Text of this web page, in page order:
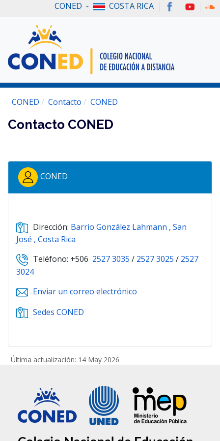
CONED - COSTA RICA
CONED Contacto CONED
Contacto CONED
CONED
Dirección: Barrio González Lahmann , San
José , Costa Rica
Teléfono: +506 2527 3035 / 2527 3025 / 2527
3024
Enviar un correo electrónico
Sedes CONED
Última actualización: 14 May 2026